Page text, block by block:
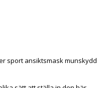
sport ansiktsmask munskydd